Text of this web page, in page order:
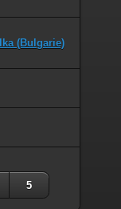
(Bulgarie)
5